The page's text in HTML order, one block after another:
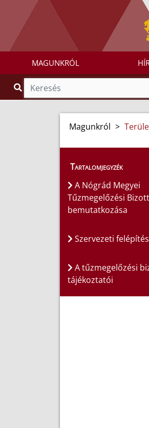
MAGUNKRÓL
Magunkról >
Tartalomjegyzék
A Nógrád Megyei
Tűzmegelőzési
bemutatkozása
Szervezeti felépítés
A tűzmegelőzési
tájékoztatói